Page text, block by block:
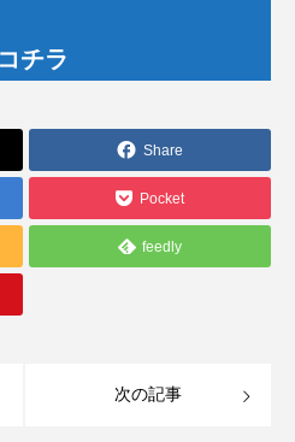
チラ
Share
Pocket
feedly
次の記事